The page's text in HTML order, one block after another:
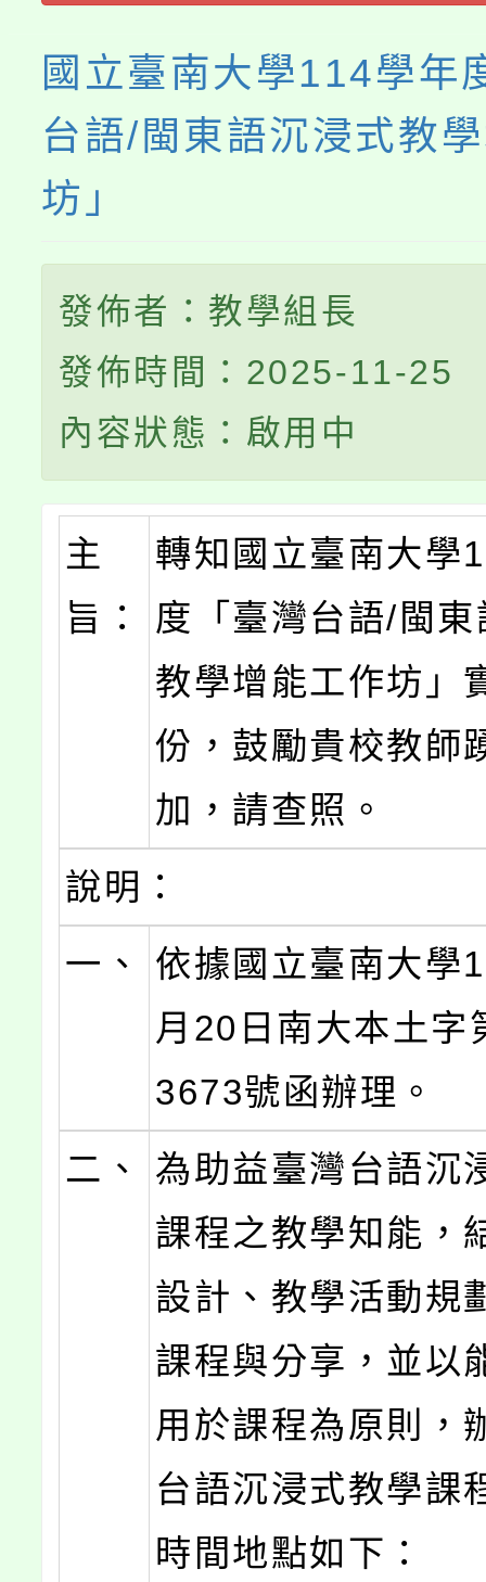
國立臺南大學114學年
台語/閩東語沉浸式教
坊」
發佈者：教學組長
發佈時間：2025-11-25
內容狀態：啟用中
主
旨：
轉知國立臺南大學
度「臺灣台語/閩
教學增能工作坊」
份，鼓勵貴校教師
加，請查照。
說明：
一、
依據國立臺南大學
月20日南大本土字
3673號函辦理。
二、
為助益臺灣台語沉
課程之教學知能，
設計、教學活動規
課程與分享，並以
用於課程為原則，
台語沉浸式教學課
時間地點如下：